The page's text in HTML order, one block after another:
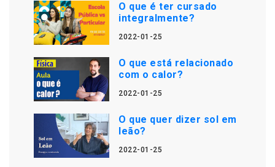
O que é ter cursado
integralmente?
2022-01-25
O que está relacionado
com o calor?
2022-01-25
O que quer dizer sol em
leão?
2022-01-25